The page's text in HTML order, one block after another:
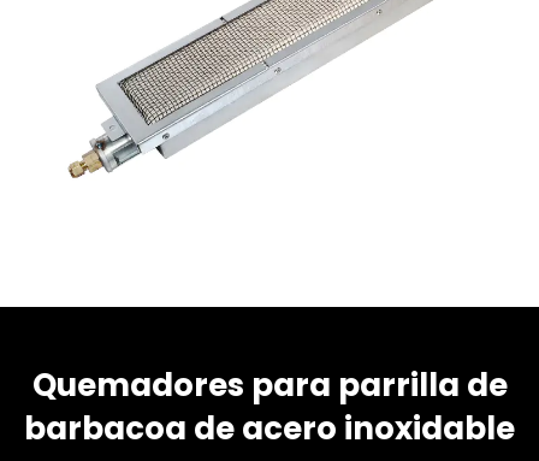
Quemadores para parrilla de
barbacoa de acero inoxidable